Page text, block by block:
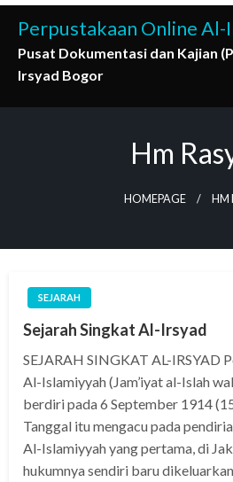
Skip
content
Perpustakaan Online Al-
Pusat Dokumentasi dan Kajian
Irsyad Bogor
Hm
HOMEPAGE HM
SEJARAH
Sejarah Singkat Al-Irsyad
SEJARAH SINGKAT AL-IRSYAD
Al-Islamiyyah (Jam’iyat al-Islah
berdiri pada 6 September 1914
Tanggal itu mengacu pada
Al-Islamiyyah yang pertama, di
hukumnya sendiri baru